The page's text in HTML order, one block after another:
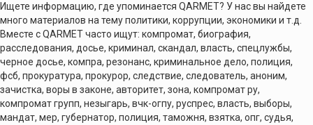
Ищете информацию, где упоминается QARMET? У нас вы найдете
много материалов на тему политики, коррупции, экономики и т.д.
Вместе с QARMET часто ищут: компромат, биография,
расследования, досье, криминал, скандал, власть, спецлужбы,
черное досье, компра, резонанс, криминальное дело, полиция,
фсб, прокуратура, прокурор, следствие, следователь, аноним,
зачистка, воры в законе, авторитет, зона, компромат ру,
компромат групп, незыгарь, вчк-огпу, руспрес, власть, выборы,
мандат, мер, губернатор, полиция, таможня, взятка, опг, судья,